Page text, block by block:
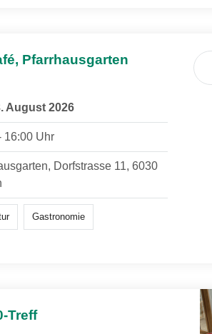
Pfarrhausgarten
August 2026
16:00 Uhr
Dorfstrasse 11, 6030
Gastronomie
Treff